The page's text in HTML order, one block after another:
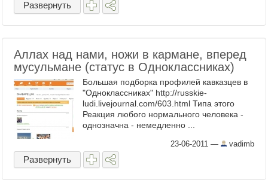
Развернуть
Аллах над нами, ножи в кармане, вперед
мусульмане (статус в Одноклассниках)
Большая подборка профилей кавказцев в
"Одноклассниках" http://russkie-
ludi.livejournal.com/603.html Типа этого
Реакция любого нормального человека -
однозначна - немедленно ...
23-06-2011 — vadimb
Развернуть